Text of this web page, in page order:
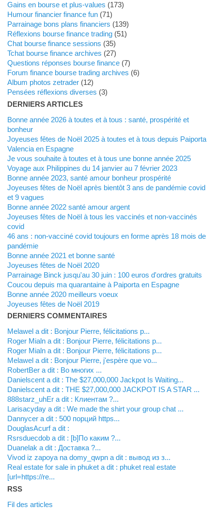
Gains en bourse et plus-values (173)
Humour financier finance fun(71)
Parrainage bons plans financiers (139)
Réflexions bourse finance trading(51)
Chat bourse finance sessions (35)
Tchat bourse finance archives (27)
Questions réponses bourse finance(7)
Forum finance bourse trading archives (6)
Album photos zetrader(12)
Pensées réflexions diverses (3)
DERNIERS ARTICLES
Bonne année 2026 à toutes et à tous : santé, prospérité et
bonheur
Joyeuses fêtes de Noël 2025 à toutes et à tous depuis Paiporta
Valencia en Espagne
Je vous souhaite à toutes et à tous une bonne année 2025
Voyage aux Philippines du 14 janvier au 7 février 2023
Bonne année 2023, santé amour bonheur prospérité
Joyeuses fêtes de Noël après bientôt 3 ans de pandémie covid
et 9 vagues
Bonne année 2022 santé amour argent
Joyeuses fêtes de Noël à tous les vaccinés et non-vaccinés
covid
46 ans : non-vacciné covid toujours en forme après 18 mois de
pandémie
Bonne année 2021 et bonne santé
Joyeuses fêtes de Noël 2020
Parrainage Binck jusqu'au 30 juin : 100 euros d'ordres gratuits
Coucou depuis ma quarantaine à Paiporta en Espagne
Bonne année 2020 meilleurs voeux
Joyeuses fêtes de Noël 2019
DERNIERS COMMENTAIRES
Melawel a dit : Bonjour Pierre, félicitations p...
Roger Mialn a dit : Bonjour Pierre, félicitations p...
Roger Mialn a dit : Bonjour Pierre, félicitations p...
Melawel a dit : Bonjour Pierre, j'espère que vo...
RobertBer a dit : Во многих ...
Danielscent a dit : The $27,000,000 Jackpot Is Waiting...
Danielscent a dit : THE $27,000,000 JACKPOT IS A STAR ...
888starz_uhEr a dit : Клиентам ?...
Larisacyday a dit : We made the shirt your group chat ...
Dannycer a dit : 500 порций https...
DouglasAcurf a dit :
Rsrsduecdob a dit : [b]По каким ?...
Duanelak a dit : Доставка ?...
vivod iz zapoya na domy_qwpn a dit : вывод из з...
real estate for sale in phuket a dit : phuket real estate
[url=https://re...
RSS
Fil des articles